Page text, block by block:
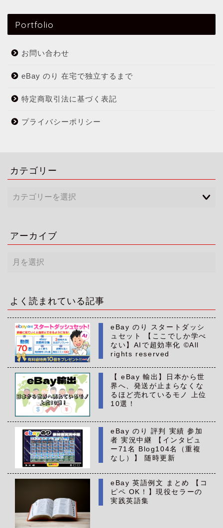
Portfolio
お問い合わせ
eBay のり 在宅で独立するまで
特定商取引法に基づく表記
プライバシーポリシー
カテゴリー
アーカイブ
ー
ブ
よく読まれている記事
eBay のり スタートダッシ
ュセット 【ここでしか学べ
ない】AIで超効率化 ©All
rights reserved
【 eBay 輸出】日本から世
界へ、発送が止まらなくな
るほど売れているモノ 上位
10選！
eBay のり 評判 実績 参加
者 実況中継 【インタビュ
ー71名 Blog104名（重複
なし）】 随時更新
eBay 英語例文 まとめ 【コ
ピペ OK！】現役セラーの
実践英語集